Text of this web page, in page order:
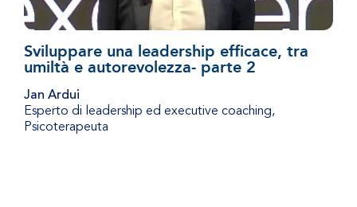
Sviluppare una leadership efficace, tra
umiltà e autorevolezza- parte 2
Jan Ardui
Esperto di leadership ed executive coaching,
Psicoterapeuta